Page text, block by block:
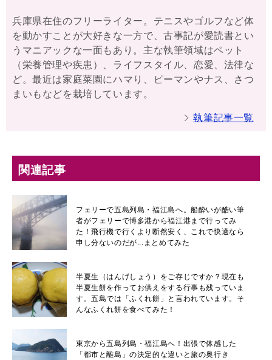
兵庫県在住のフリーライター。テニスやゴルフなど体
を動かすことが大好きな一方で、古事記が愛読書とい
うマニアックな一面もあり。主な執筆領域はペット
（栄養管理や疾患）、ライフスタイル、恋愛、法律な
ど。最近は家庭菜園にハマり、ピーマンやナス、さつ
まいもなどを栽培しています。
執筆記事一覧
関連記事
フェリーで五島列島・福江島へ。船酔いが酷い筆
者がフェリーで博多港から福江港まで行ってみ
た！飛行機で行くより断然安く、これで快適なら
申し分ないのだが...まとめてみた
半夏生（はんげしょう）をご存じですか？現在も
半夏生餅を作ってお供えをする行事も残っていま
す。五島では「ふくれ餅」と言われています。そ
んなふくれ餅を食べてみた！
東京から五島列島・福江島へ！出張で体感した
「都市と離島」の決定的な違いと旅の奥行き